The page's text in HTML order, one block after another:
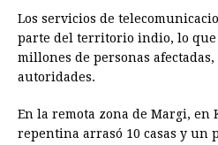
Los servicios de
parte del territorio indio, lo que
millones de personas
autoridades.
En la remota zona de Margi,
repentina arrasó 10 casas y un